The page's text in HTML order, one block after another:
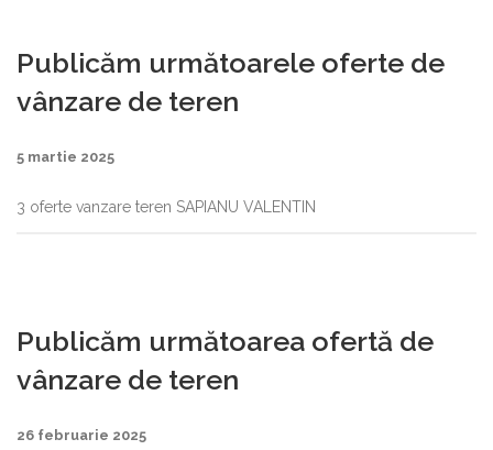
Publicăm următoarele oferte de
vânzare de teren
5 martie 2025
3 oferte vanzare teren SAPIANU VALENTIN
Publicăm următoarea ofertă de
vânzare de teren
26 februarie 2025